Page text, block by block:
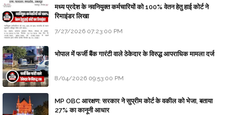
मध्य प्रदेश के नवनियुक्त कर्मचारियों को 100% वेतन हेतु हाई कोर्ट ने
रिमाइंडर लिखा
7/27/2026 07:23:00 PM
भोपाल में फर्जी बैंक गारंटी वाले ठेकेदार के विरुद्ध आपराधिक मामला दर्ज
8/04/2026 09:53:00 PM
MP OBC आरक्षण: सरकार ने सुप्रीम कोर्ट के वकील को भेजा, बताया
27% का कानूनी आधार